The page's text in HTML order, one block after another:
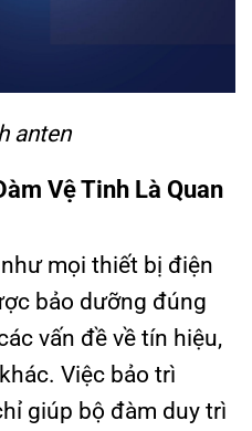
anten
Vệ Tinh Là Quan
mọi thiết bị điện
bảo dưỡng đúng
vấn đề về tín hiệu,
Việc bảo trì
giúp bộ đàm duy trì